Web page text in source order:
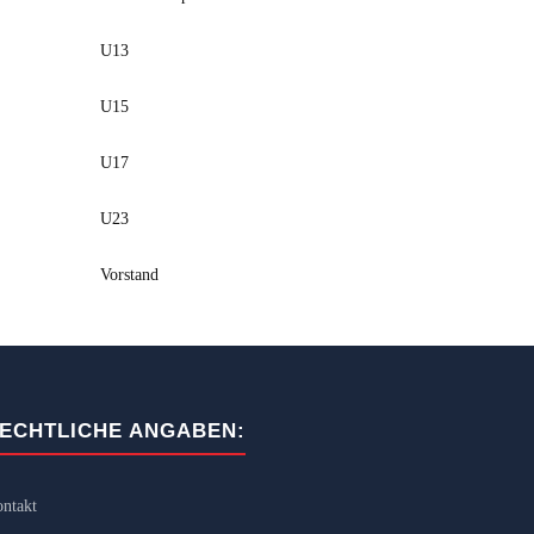
U13
U15
U17
U23
Vorstand
ANGABEN: